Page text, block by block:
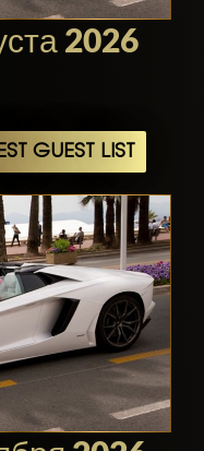
2026
GUEST LIST